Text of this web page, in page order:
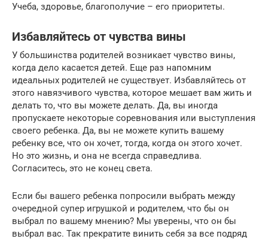
Учеба, здоровье, благополучие – его приоритеты.
Избавляйтесь от чувства вины
У большинства родителей возникает чувство вины,
когда дело касается детей. Еще раз напомним
идеальных родителей не существует. Избавляйтесь от
этого навязчивого чувства, которое мешает вам жить и
делать то, что вы можете делать. Да, вы иногда
пропускаете некоторые соревнования или выступления
своего ребенка. Да, вы не можете купить вашему
ребенку все, что он хочет, тогда, когда он этого хочет.
Но это жизнь, и она не всегда справедлива.
Согласитесь, это не конец света.
Если бы вашего ребенка попросили выбрать между
очередной супер игрушкой и родителем, что бы он
выбрал по вашему мнению? Мы уверены, что он бы
выбрал вас. Так прекратите винить себя за все подряд